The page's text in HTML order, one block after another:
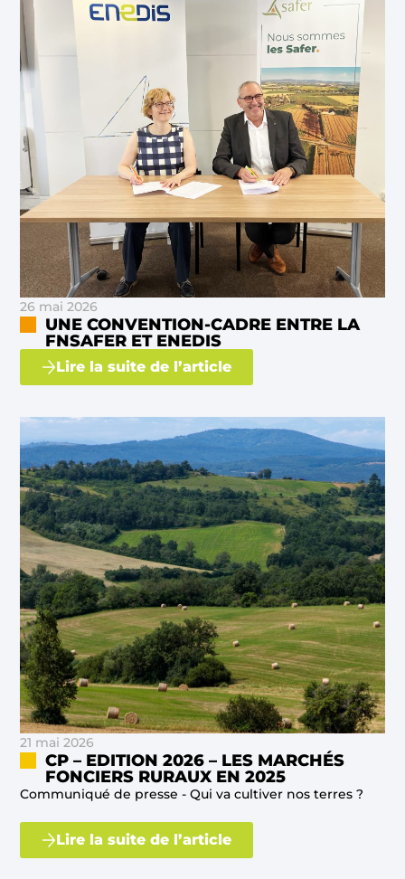
26 mai 2026
UNE CONVENTION-CADRE ENTRE LA
FNSAFER ET ENEDIS
Lire la suite de l’article
21 mai 2026
CP – EDITION 2026 – LES MARCHÉS
FONCIERS RURAUX EN 2025
Communiqué de presse - Qui va cultiver nos terres ?
Lire la suite de l’article